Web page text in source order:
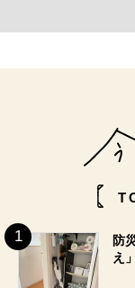
防
え